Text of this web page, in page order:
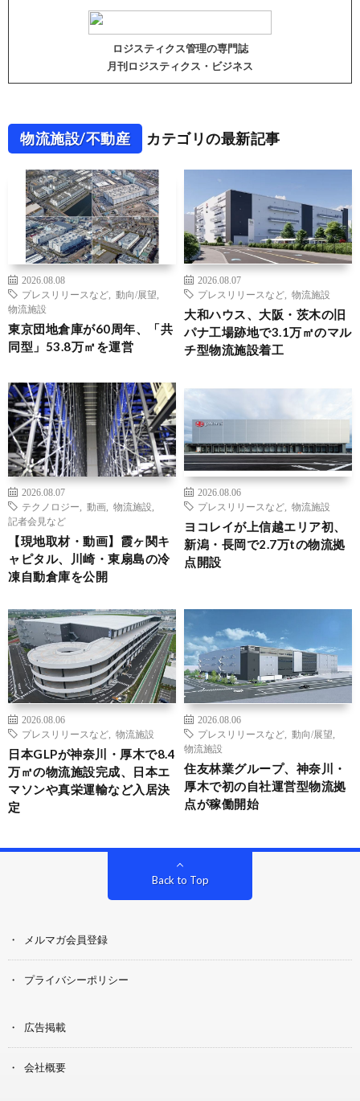
ロジスティクス管理の専門誌
月刊ロジスティクス・ビジネス
物流施設/不動産 カテゴリの最新記事
2026.08.08
プレスリリースなど
動向/展望
物流施設
東京団地倉庫が60周年、「共
同型」53.8万㎡を運営
2026.08.07
プレスリリースなど
物流施設
大和ハウス、大阪・茨木の旧
パナ工場跡地で3.1万㎡のマル
チ型物流施設着工
2026.08.07
テクノロジー
動画 物流施設
記者会見など
【現地取材・動画】霞ヶ関キ
ャピタル、川崎・東扇島の冷
凍自動倉庫を公開
2026.08.06
プレスリリースなど
物流施設
ヨコレイが上信越エリア初、
新潟・長岡で2.7万tの物流拠
点開設
2026.08.06
プレスリリースなど
物流施設
日本GLPが神奈川・厚木で8.4
万㎡の物流施設完成、日本エ
マソンや真栄運輸など入居決
定
2026.08.06
プレスリリースなど
動向/展望
物流施設
住友林業グループ、神奈川・
厚木で初の自社運営型物流拠
点が稼働開始
Back to Top
メルマガ会員登録
プライバシーポリシー
広告掲載
会社概要